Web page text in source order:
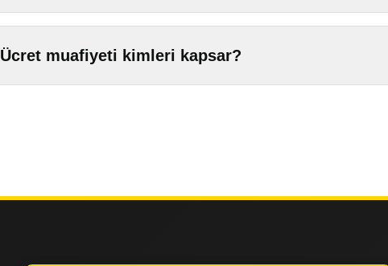
Ücret muafiyeti kimleri kapsar?